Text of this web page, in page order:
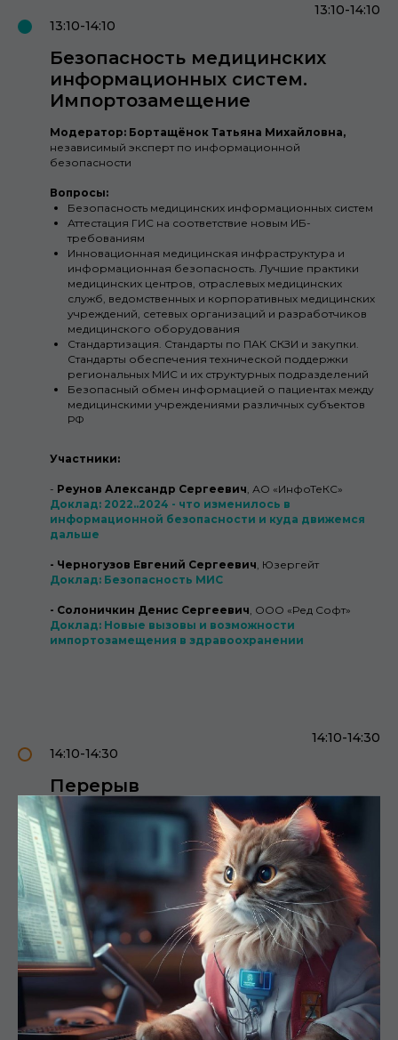
13:10-14:10
13:10-14:10
Безопасность медицинских
информационных систем.
Импортозамещение
Модератор: Бортащёнок Татьяна Михайловна,
независимый эксперт по информационной
безопасности
Вопросы:
Безопасность медицинских информационных систем
Аттестация ГИС на соответствие новым ИБ-
требованиям
Инновационная медицинская инфраструктура и
информационная безопасность. Лучшие практики
медицинских центров, отраслевых медицинских
служб, ведомственных и корпоративных медицинских
учреждений, сетевых организаций и разработчиков
медицинского оборудования
Стандартизация. Стандарты по ПАК СКЗИ и закупки.
Стандарты обеспечения технической поддержки
региональных МИС и их структурных подразделений
Безопасный обмен информацией о пациентах между
медицинскими учреждениями различных субъектов
РФ
Участники:
- Реунов Александр Сергеевич , АО «ИнфоТеКС»
Доклад: 2022..2024 - что изменилось в
информационной безопасности и куда движемся
дальше
- Черногузов Евгений Сергеевич , Юзергейт
Доклад: Безопасность МИС
- Солоничкин Денис Сергеевич , ООО «Ред Софт»
Доклад: Новые вызовы и возможности
импортозамещения в здравоохранении
14:10-14:30
14:10-14:30
Перерыв
14:30-17:00
14:30-17:00
Системный подход в
обеспечении ИБ в медицине.
Стандарты. Кадровое
обеспечение и кадровая
подготовка
Модератор: Жуков Алексей Михайлович, НИИ